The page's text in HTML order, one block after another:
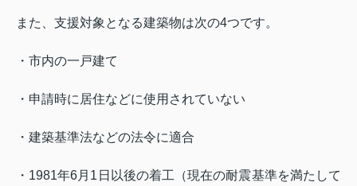
また、支援対象となる建築物は次の4つです。
・市内の一戸建て
・申請時に居住などに使用されていない
・建築基準法などの法令に適合
・ 1981年6月 1 日以後の着工（現在の耐震基準を満たして